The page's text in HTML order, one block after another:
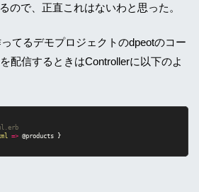
ので、正直これはないわと思った。
ってるデモプロジェクトのdpeotのコー
配信するときはControllerに以下のよ
=> @products
}